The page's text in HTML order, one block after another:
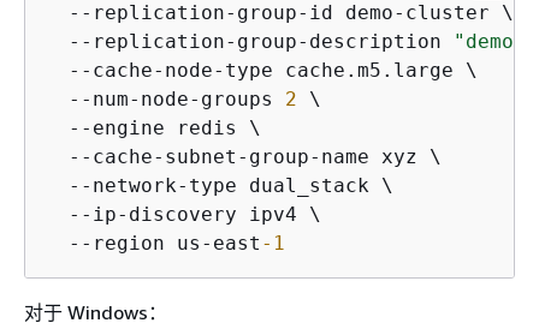
  --replication-group-id demo-cluster \
  --replication-group-description
"demo
  --cache-node-type cache.m5.large \
  --num-node-groups
2 \
  --engine redis \
  --cache-subnet-group-name xyz \
  --network-type dual_stack \
  --ip-discovery ipv4 \
  --region us-east
-1
对于 Windows：